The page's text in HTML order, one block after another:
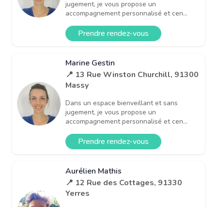
jugement, je vous propose un
accompagnement personnalisé et cen...
Prendre rendez-vous
Marine Gestin
📍 13 Rue Winston Churchill, 91300
Massy
Dans un espace bienveillant et sans
jugement, je vous propose un
accompagnement personnalisé et cen...
Prendre rendez-vous
Aurélien Mathis
📍 12 Rue des Cottages, 91330
Yerres